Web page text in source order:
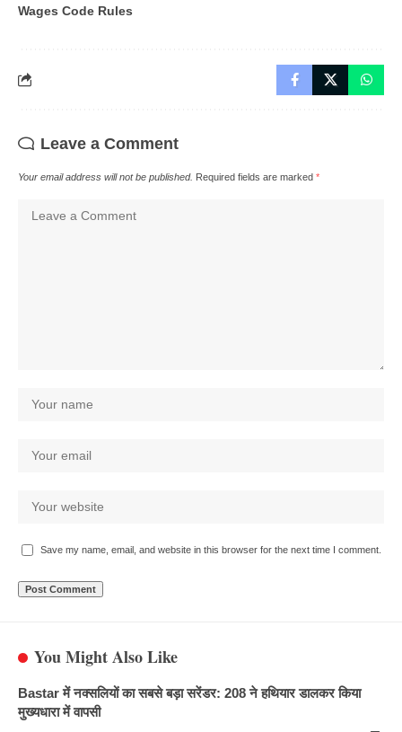
Wages Code Rules
Leave a Comment
Your email address will not be published. Required fields are marked *
Save my name, email, and website in this browser for the next time I comment.
You Might Also Like
Bastar में नक्सलियों का सबसे बड़ा सरेंडर: 208 ने हथियार डालकर किया
मुख्यधारा में वापसी